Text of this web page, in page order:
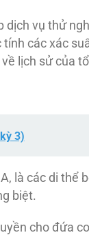
dịch vụ thử
các xác
lịch sử của
3)
là các di thể
biệt.
cho đứa